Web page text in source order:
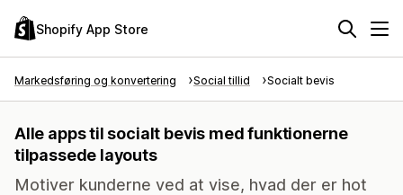
Shopify App Store
Markedsføring og konvertering Social tillid Socialt bevis
Alle apps til socialt bevis med funktionerne
tilpassede layouts
Motiver kunderne ved at vise, hvad der er hot